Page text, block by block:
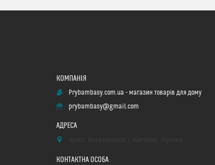
Prybambasy.com.ua - магазин товарів для дому
prybambasy@gmail.com